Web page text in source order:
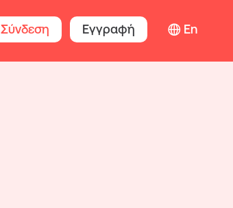
Σύνδεση Εγγραφή En